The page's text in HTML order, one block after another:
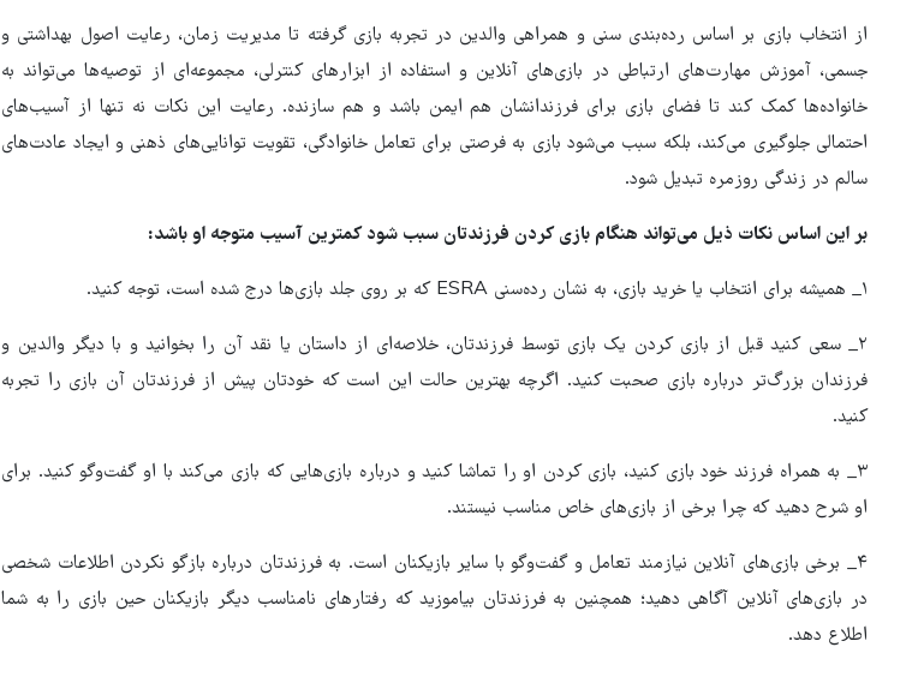
از انتخاب بازی بر اساس رده‌بندی سنی و همراهی والدین در تجربه بازی گرفته تا مدیریت زمان، رعایت اصول بهداشتی و
جسمی، آموزش مهارت‌های ارتباطی در بازی‌های آنلاین و استفاده از ابزارهای کنترلی، مجموعه‌ای از توصیه‌ها می‌تواند به
خانواده‌ها کمک کند تا فضای بازی برای فرزندانشان هم ایمن باشد و هم سازنده. رعایت این نکات نه تنها از آسیب‌های
احتمالی جلوگیری می‌کند، بلکه سبب می‌شود بازی به فرصتی برای تعامل خانوادگی، تقویت توانایی‌های ذهنی و ایجاد عادت‌های
سالم در زندگی روزمره تبدیل شود.
بر این اساس نکات ذیل می‌تواند هنگام بازی کردن فرزندتان سبب شود کمترین آسیب متوجه او باشد:
۱_ همیشه برای انتخاب یا خرید بازی، به نشان رده‌سنی ESRA که بر روی جلد بازی‌ها درج شده است، توجه کنید.
۲_ سعی کنید قبل از بازی کردن یک بازی توسط فرزندتان، خلاصه‌ای از داستان یا نقد آن را بخوانید و با دیگر والدین و
فرزندان بزرگ‌تر درباره بازی صحبت کنید. اگرچه بهترین حالت این است که خودتان پیش از فرزندتان آن بازی را تجربه
کنید.
۳_ به همراه فرزند خود بازی کنید، بازی کردن او را تماشا کنید و درباره بازی‌هایی که بازی می‌کند با او گفت‌وگو کنید. برای
او شرح دهید که چرا برخی از بازی‌های خاص مناسب نیستند.
۴_ برخی بازی‌های آنلاین نیازمند تعامل و گفت‌وگو با سایر بازیکنان است. به فرزندتان درباره بازگو نکردن اطلاعات شخصی
در بازی‌های آنلاین آگاهی دهید؛ همچنین به فرزندتان بیاموزید که رفتارهای نامناسب دیگر بازیکنان حین بازی را به شما
اطلاع دهد.
هماهنگی محور مقاومت، آمریکا را
در منطقه درمانده کرد